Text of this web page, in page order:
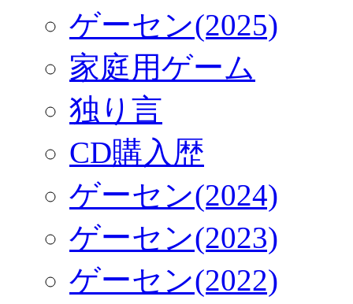
ゲーセン(2025)
家庭用ゲーム
独り言
CD購入歴
ゲーセン(2024)
ゲーセン(2023)
ゲーセン(2022)